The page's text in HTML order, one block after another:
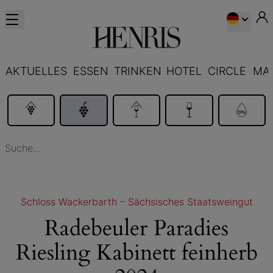
AKTUELLES ESSEN TRINKEN HOTEL CIRCLE
Schloss Wackerbarth – Sächsisches Staatsweingut
Radebeuler Paradies
Riesling Kabinett feinherb